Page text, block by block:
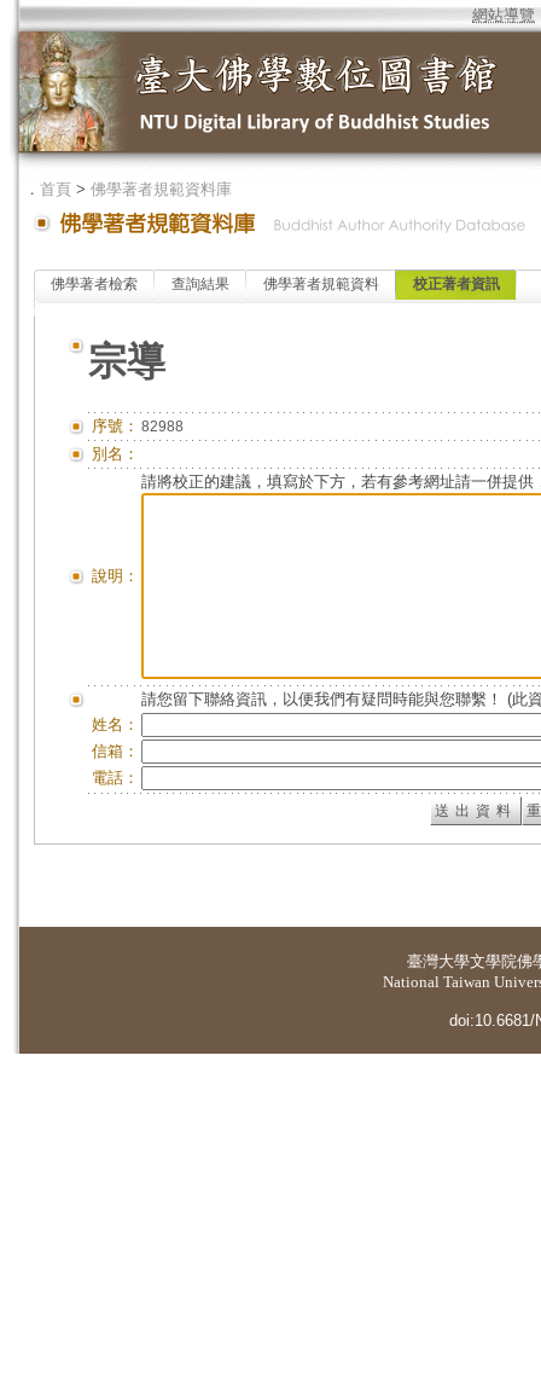
網站導覽
． 首頁 > 佛學著者規範資料庫
佛學著者檢索 查詢結果 佛學著者規範資料 校正著者資訊
宗導
序號： 82988
別名：
說明：
請將校正的建議，填寫於下方，若有參考網址請一併提供
請您留下聯絡資訊，以便我們有疑問時能與您聯繫！ (此
姓名：
信箱：
電話：
臺灣大學文學院佛
National Taiwan
doi:10.6681/